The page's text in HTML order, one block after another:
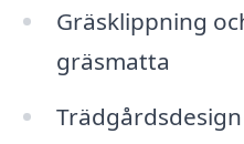
Gräsklippning
gräsmatta